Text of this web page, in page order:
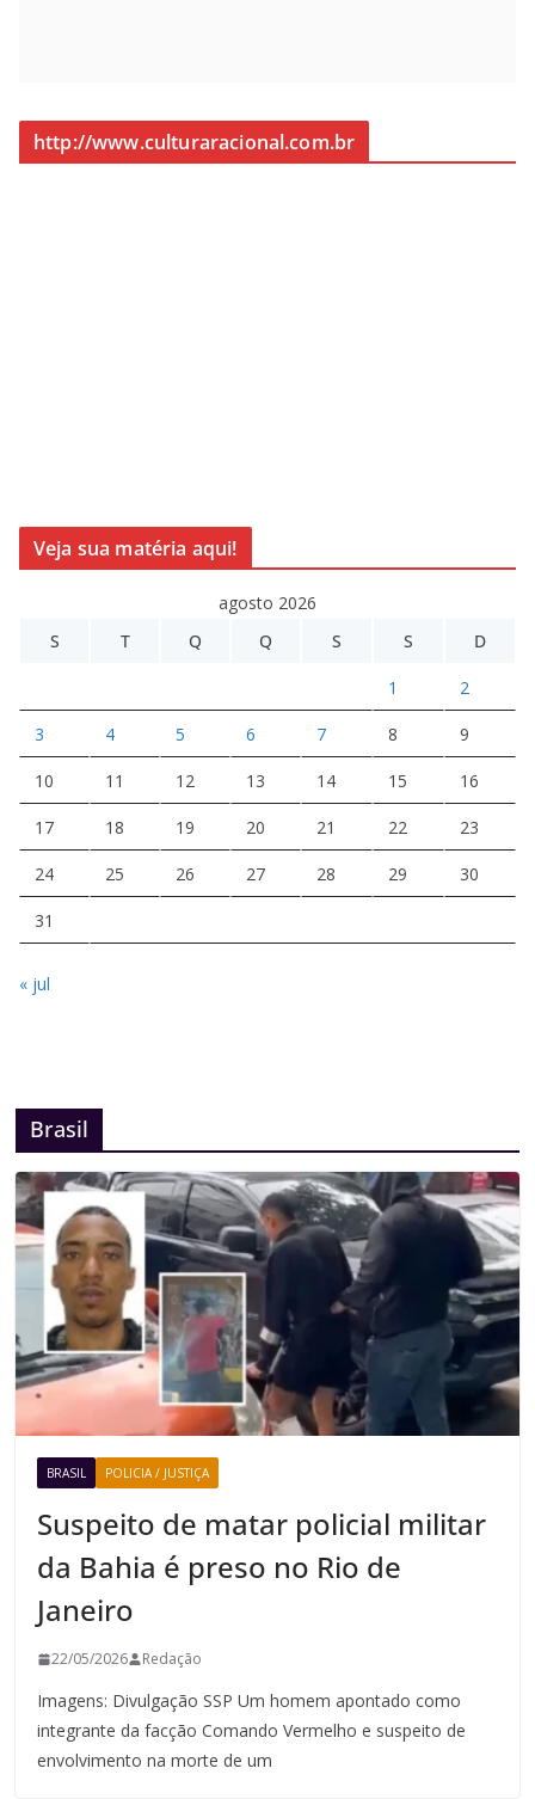
http://www.culturaracional.com.br
Veja sua matéria aqui!
agosto 2026
S
T Q Q S S D
1 2
3 4 5 6 7 8 9
10 11 12 13 14 15 16
17 18 19 20 21 22 23
24 25 26 27 28 29 30
31
« jul
Brasil
BRASIL POLICIA / JUSTIÇA
Suspeito de matar policial militar
da Bahia é preso no Rio de
Janeiro
22/05/2026 Redação
Imagens: Divulgação SSP Um homem apontado como
integrante da facção Comando Vermelho e suspeito de
envolvimento na morte de um